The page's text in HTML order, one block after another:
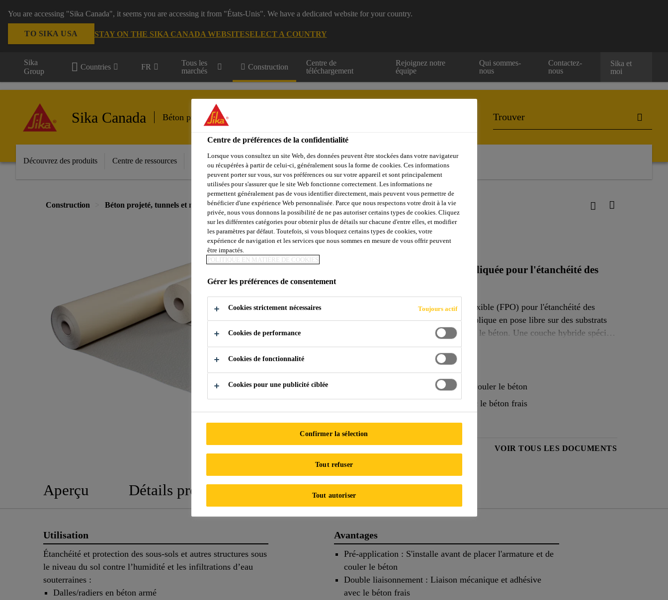
You are accessing "Sika Canada", it seems you are accessing it from "États-Unis". We have a dedicated website for your country.
TO SIKA USA STAY ON THE SIKA CANADA WEBSITESELECT A COUNTRY
Sika
Group
Countries FR
Tous les
marchés
Construction
Centre de
téléchargement
Rejoignez notre
équipe
Qui sommes-
nous
Contactez-
nous
Sika et
moi
Sika Canada Béton projeté, tunnels et mines
Découvrez des produits Centre de ressources Contactez-nous
Construction Béton projeté, tunnels et mines Produits d'étanchéité Système SikaProof® SikaProof® A+ 08
SikaProof® A+ 08
MEMBRANE fpo totalement adhérente et pré-appliquée pour l'étanchéité des
structures sous le niveau du sol
SikaProof® A+ 08 est une membrane à base de polyoléfine flexible (FPO) pour l'étanchéité des
fondations ou autres structures en béton souterraines. Elle s'applique en pose libre sur des substrats
ou des coffrages préparés avant de fixer l'armature et de couler le béton. Une couche hybride spéciale
sur la membrane forme une liaison permanente avec le béton frais. Les joints de chevauchement sont
scellés à l'aide de bandes appliquées à froid. L'épaisseur du système totalise 1,35 mm, dont 0,80 mm
correspondent à l'épaisseur de la membrane.
Voir plus
Pré-application : S'installe avant de placer l'armature et de couler le béton
Double liaisonnement : Liaison mécanique et adhésive avec le béton frais
VOIR TOUS LES DOCUMENTS
Aperçu Détails produits Application Documents
Utilisation
Étanchéité et protection des sous-sols et autres structures sous
le niveau du sol contre l’humidité et les infiltrations d’eau
souterraines :
Dalles/radiers en béton armé
Avantages
Pré-application : S'installe avant de placer l'armature et de
couler le béton
Double liaisonnement : Liaison mécanique et adhésive
avec le béton frais
Centre de préférences de la confidentialité
Lorsque vous consultez un site Web, des données peuvent être stockées dans votre navigateur
ou récupérées à partir de celui-ci, généralement sous la forme de cookies. Ces informations
peuvent porter sur vous, sur vos préférences ou sur votre appareil et sont principalement
utilisées pour s'assurer que le site Web fonctionne correctement. Les informations ne
permettent généralement pas de vous identifier directement, mais peuvent vous permettre de
bénéficier d'une expérience Web personnalisée. Parce que nous respectons votre droit à la vie
privée, nous vous donnons la possibilité de ne pas autoriser certains types de cookies. Cliquez
sur les différentes catégories pour obtenir plus de détails sur chacune d'entre elles, et modifier
les paramètres par défaut. Toutefois, si vous bloquez certains types de cookies, votre
expérience de navigation et les services que nous sommes en mesure de vous offrir peuvent
être impactés.
POLITIQUE EN MATIÈRE DE COOKIES
Gérer les préférences de consentement
Cookies strictement nécessaires Toujours actif
Cookies de performance
Cookies de fonctionnalité
Cookies pour une publicité ciblée
Confirmer la sélection
Tout refuser
Tout autoriser